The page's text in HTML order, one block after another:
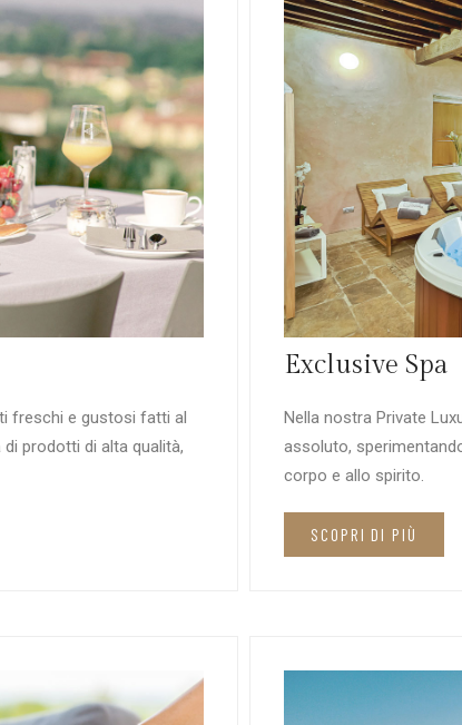
freschi e gustosi fatti al
prodotti di alta qualità,
Exclusive Spa
Nella nostra Private
assoluto,
corpo e allo spirito.
SCOPRI DI PIÙ